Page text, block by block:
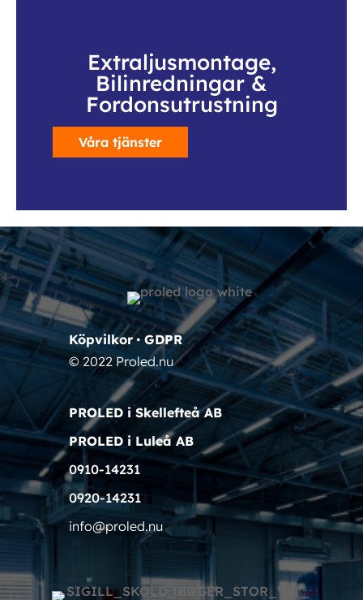
Extraljusmontage,
Bilinredningar &
Fordonsutrustning
Våra tjänster
Köpvilkor•GDPR
© 2022 Proled.nu
PROLED i Skellefteå AB
PROLED i Luleå AB
0910-14231
0920-14231
info@proled.nu